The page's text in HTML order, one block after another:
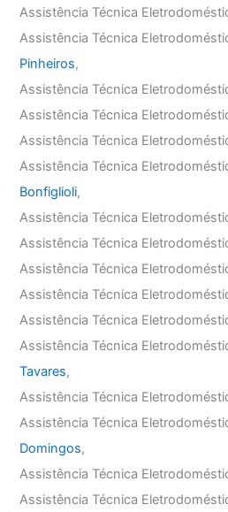
Assistência Técnica
Assistência Técnica
Pinheiros,
Assistência Técnica
Assistência Técnica
Assistência Técnica
Assistência Técnica
Bonfiglioli,
Assistência Técnica
Assistência Técnica
Assistência Técnica
Assistência Técnica
Assistência Técnica
Assistência Técnica
Tavares,
Assistência Técnica
Assistência Técnica
Domingos,
Assistência Técnica
Assistência Técnica